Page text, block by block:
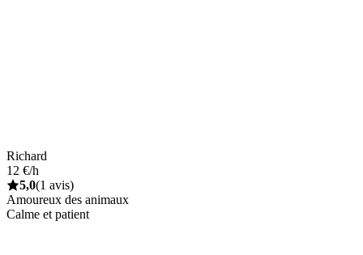
Richard
12 €/h
5,0(1 avis)
Amoureux des animaux
Calme et patient